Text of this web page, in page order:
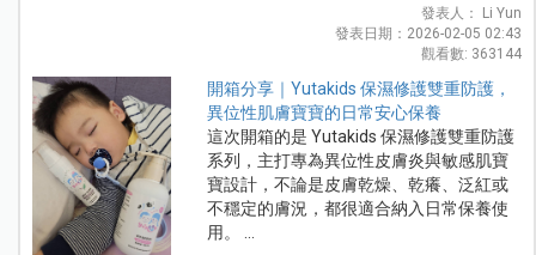
發表人： Li Yun
發表日期：2026-02-05 02:43
觀看數: 363144
開箱分享｜Yutakids 保濕修護雙重防護，
異位性肌膚寶寶的日常安心保養
這次開箱的是 Yutakids 保濕修護雙重防護
系列，主打專為異位性皮膚炎與敏感肌寶
寶設計，不論是皮膚乾燥、乾癢、泛紅或
不穩定的膚況，都很適合納入日常保養使
用。 ...